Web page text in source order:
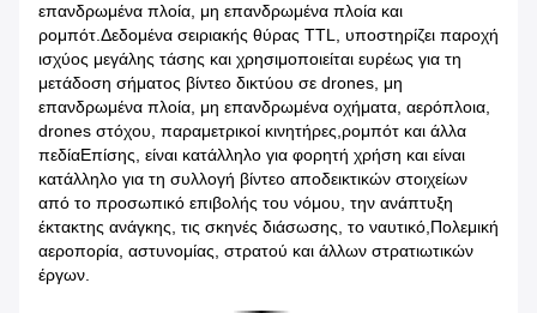
επανδρωμένα πλοία, μη επανδρωμένα πλοία και
ρομπότ.Δεδομένα σειριακής θύρας TTL, υποστηρίζει παροχή
ισχύος μεγάλης τάσης και χρησιμοποιείται ευρέως για τη
μετάδοση σήματος βίντεο δικτύου σε drones, μη
επανδρωμένα πλοία, μη επανδρωμένα οχήματα, αερόπλοια,
drones στόχου, παραμετρικοί κινητήρες,ρομπότ και άλλα
πεδίαΕπίσης, είναι κατάλληλο για φορητή χρήση και είναι
κατάλληλο για τη συλλογή βίντεο αποδεικτικών στοιχείων
από το προσωπικό επιβολής του νόμου, την ανάπτυξη
έκτακτης ανάγκης, τις σκηνές διάσωσης, το ναυτικό,Πολεμική
αεροπορία, αστυνομίας, στρατού και άλλων στρατιωτικών
έργων.